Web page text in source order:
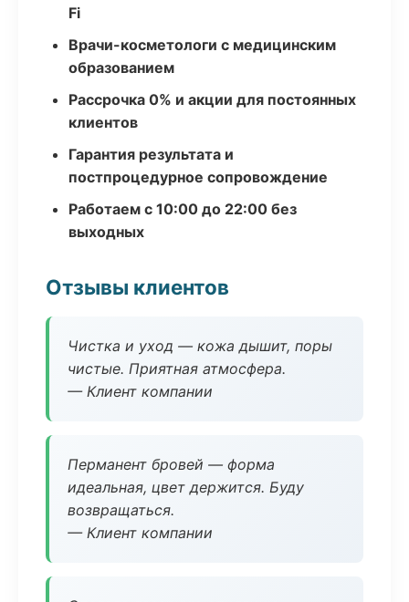
Fi
Врачи-косметологи с медицинским
образованием
Рассрочка 0% и акции для постоянных
клиентов
Гарантия результата и
постпроцедурное сопровождение
Работаем с 10:00 до 22:00 без
выходных
Отзывы клиентов
Чистка и уход — кожа дышит, поры
чистые. Приятная атмосфера.
— Клиент компании
Перманент бровей — форма
идеальная, цвет держится. Буду
возвращаться.
— Клиент компании